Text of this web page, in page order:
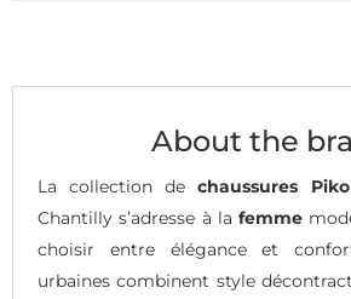
About the
La collection dechaussures
Chantilly s’adresse à la femme
choisir entre élégance et
urbaines combinent style